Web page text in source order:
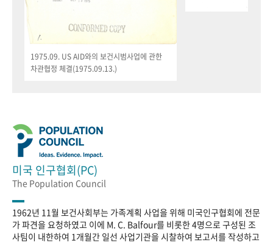
1975.09. US AID와의 보건시범사업에 관한
차관협정 체결(1975.09.13.)
미국 인구협회(PC)
The Population Council
1962년 11월 보건사회부는 가족계획 사업을 위해 미국인구협회에 전문
가 파견을 요청하였고 이에 M. C. Balfour를 비롯한 4명으로 구성된 조
사팀이 내한하여 1개월간 일선 사업기관을 시찰하여 보고서를 작성하고